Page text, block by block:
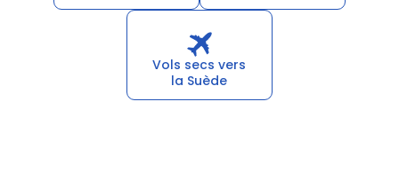
Vols secs vers
la Suède